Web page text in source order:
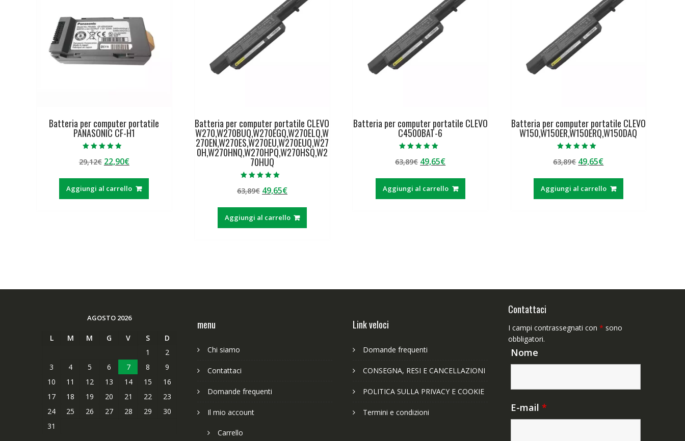
Batteria per computer portatile
PANASONIC CF-H1
4.50
su 5
29,12€ Il
originale
era:
22,90€Il
attuale
è:
Aggiungi al carrello
Batteria per computer portatile CLEVO
W270,W270BUQ,W270EGQ,W270ELQ,W
270EN,W270ES,W270EU,W270EUQ,W27
0H,W270HNQ,W270HPQ,W270HSQ,W2
70HUQ
5.00
su 5
63,89€ Il
originale
era:
49,65€Il
attuale
è:
Aggiungi al carrello
Batteria per computer portatile CLEVO
C4500BAT-6
5.00
su 5
63,89€ Il
originale
era:
49,65€Il
attuale
è:
Aggiungi al carrello
Batteria per computer portatile CLEVO
W150,W150ER,W150ERQ,W150DAQ
5.00
su 5
63,89€ Il
originale
era:
49,65€Il
attuale
è:
Aggiungi al carrello
AGOSTO 2026
L M M G V S
D
1
2
3
4 5 6 7 8
9
10
11 12 13 14 15
16
17
18 19 20 21 22
23
24
25 26 27 28 29
30
31
menu
Chi siamo
Contattaci
Domande frequenti
Il mio account
Carrello
Link veloci
Domande frequenti
CONSEGNA, RESI E CANCELLAZIONI
POLITICA SULLA PRIVACY E COOKIE
Termini e condizioni
Contattaci
I campi contrassegnati con * sono
obbligatori.
Nome
E-mail *